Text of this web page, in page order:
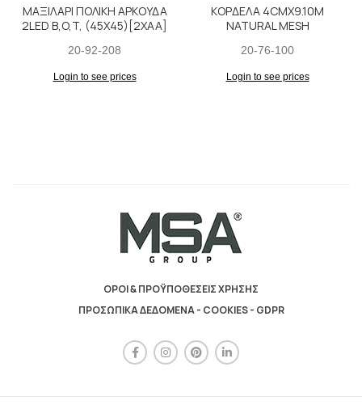
ΜΑΞΙΛΑΡΙ ΠΟΛΙΚΗ ΑΡΚΟΥΔΑ
2LED B,O,T, (45X45)[2XAA]
20-92-208
Login to see prices
ΚΟΡΔΕΛΑ 4CMX9.10M
NATURAL MESH
20-76-100
Login to see prices
ΟΡΟΙ & ΠΡΟΫΠΟΘΕΣΕΙΣ ΧΡΗΣΗΣ
ΠΡΟΣΩΠΙΚΑ ΔΕΔΟΜΕΝΑ - COOKIES - GDPR